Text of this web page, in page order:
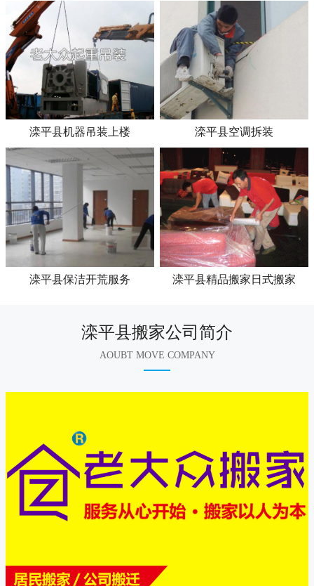
滦平县机器吊装上楼 滦平县空调拆装
滦平县保洁开荒服务 滦平县精品搬家日式搬家
滦平县搬家公司简介
AOUBT MOVE COMPANY